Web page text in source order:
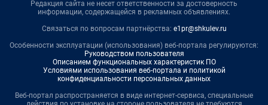
Редакция сайта не несет ответственности за достоверность
информации, содержащейся в рекламных объявлениях.
Связаться по вопросам партнёрства: e1pr@shkulev.ru
Особенности эксплуатации (использования) веб-портала регулируются:
Руководством пользователя
Описанием функциональных характеристик ПО
Условиями использования веб-портала и политикой
конфиденциальности персональных данных
Веб-портал распространяется в виде интернет-сервиса, специальные